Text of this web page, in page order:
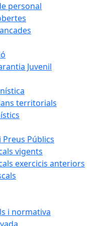
personal
Juvenil
territorials
Preus Públics
vigents
exercicis anteriors
i normativa